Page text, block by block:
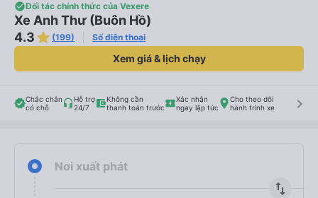
Đối tác chính thức của Vexere
Xe Anh Thư (Buôn Hồ)
4.3
(199) Số điện thoại
Xem giá & lịch chạy
Chắc chắn
có chỗ
Hỗ trợ
24/7
Không cần
thanh toán trước
Xác nhận
ngay lập tức
Cho theo dõi
hành trình xe
keyboard_arrow_right
Nơi xuất phát
import_export